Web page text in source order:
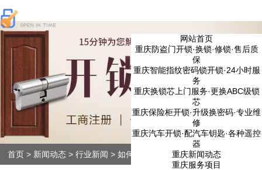
网站首页
重庆防盗门开锁·换锁·修锁·售后质
保
重庆智能指纹密码锁开锁·24小时服
务
重庆换锁芯上门服务·更换ABC级锁
芯
重庆保险柜开锁·升级换密码·专业维
修
重庆汽车开锁·配汽车钥匙·各种遥控
器
重庆新闻动态
重庆服务项目
首页> 新闻动态> 行业新闻 > 如何找一家靠谱的24小时开锁公司？